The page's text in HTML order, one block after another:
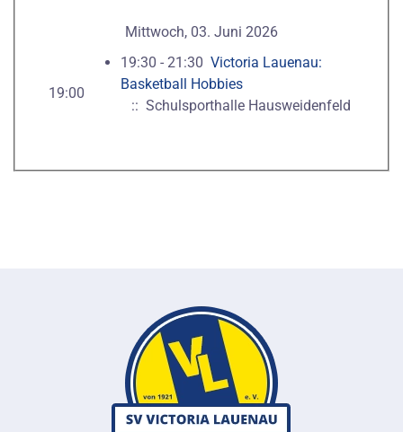
Mittwoch, 03. Juni 2026
19:00
19:30 - 21:30 Victoria Lauenau:
Basketball Hobbies
:: Schulsporthalle Hausweidenfeld